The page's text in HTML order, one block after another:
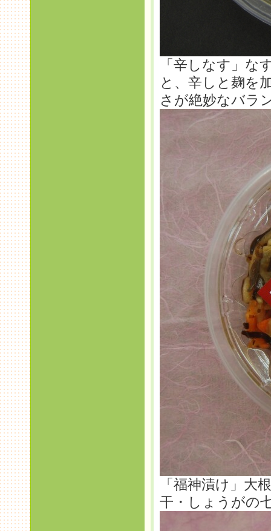
「辛しなす」な
と、辛しと麹を
さが絶妙なバラ
「福神漬け」大
干・しょうがの